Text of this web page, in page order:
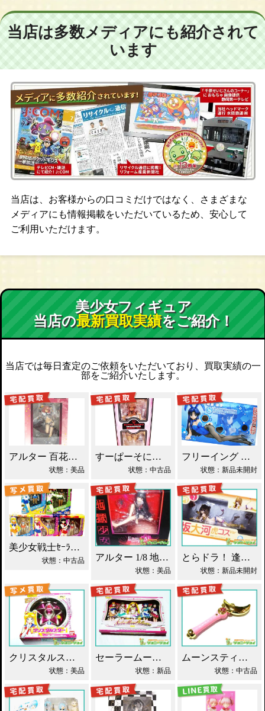
当店は多数メディアにも紹介されて
います
当店は、お客様からの口コミだけではなく、さまざまな
メディアにも情報掲載をいただいているため、安心して
ご利用いただけます。
美少女フィギュア
当店の最新買取実績をご紹介！
当店では毎日査定のご依頼をいただいており、買取実績の一
部をご紹介いたします。
アルター 百花繚乱 千姫 買取！
状態：美品
すーぱーそに子 バニーVer.買取！
状態：中古品
フリーイング 朝倉涼子 バニーVer. 買取！
状態：新品未開封
美少女戦士ｾｰﾗｰﾑｰﾝ 5体ｾｯﾄ/S.H買取！
状態：中古品 アルター 1/8 地獄少女 閻魔あい 買取！
状態：美品
とらドラ！ 逢坂 大河 虎コス Ver.買取！
状態：新品未開封
クリスタルスター セーラームーン 銀水晶 買取！
状態：美品
セーラームーン コレクションデラックス 買取！
状態：新品
ムーンスティック 美少女戦士セーラームーン 買取！
状態：中古品